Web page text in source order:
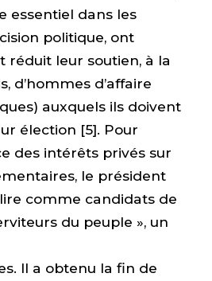
essentiel dans les
politique, ont
réduit leur soutien, à la
d’hommes d’affaire
auxquels ils doivent
élection [5]. Pour
des intérêts privés sur
le président
comme candidats de
du peuple », un
Il a obtenu la fin de